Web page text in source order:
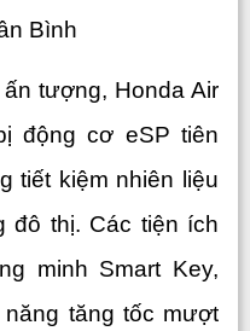
Bình
tượng, Honda Air
động cơ eSP tiên
tiết kiệm nhiên liệu
đô thị. Các tiện ích
minh Smart Key,
tăng tốc mượt